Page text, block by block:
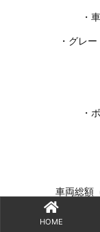
・
・グレ
・
車両総額
HOME